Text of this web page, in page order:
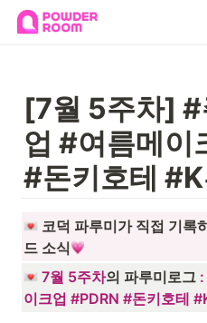
[7월 5주차] #
업 #여름메이
#돈키호테
코덕 파루미가 직접 기록
드 소식
7월 5주차의 파루미로그 :
이크업 #PDRN #돈키호테